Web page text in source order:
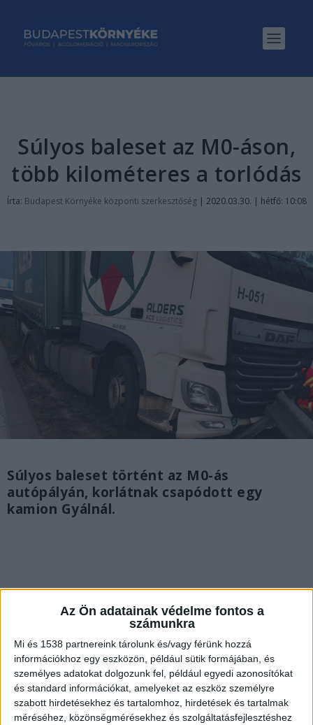
Az Ön adatainak védelme fontos a
számunkra
Mi és 1538 partnereink tárolunk és/vagy férünk hozzá
információkhoz egy eszközön, például sütik formájában, és
személyes adatokat dolgozunk fel, például egyedi azonosítókat
és standard információkat, amelyeket az eszköz személyre
szabott hirdetésekhez és tartalomhoz, hirdetések és tartalmak
méréséhez, közönségmérésekhez és szolgáltatásfejlesztéshez
Súlyos baleset az M0-áson,
több kilométeres a torlódás
Írta: Budapest Környéke központi szerkesztőség| 2020.03.30. | hétfő: 10:08
Súlyos baleset történt az M0-ás
autópályán, korlátnak csapódott egy
kamion Gyálnál.